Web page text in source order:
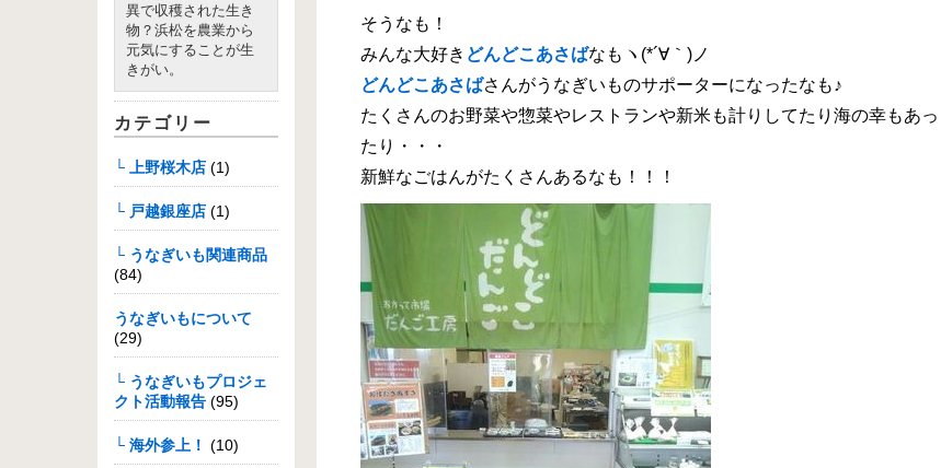
異で収穫された生き
物？浜松を農業から
元気にすることが生
きがい。
カテゴリー
└ 上野桜木店 (1)
└ 戸越銀座店 (1)
└ うなぎいも関連商品
(84)
うなぎいもについて
(29)
└ うなぎいもプロジェ
クト活動報告 (95)
└ 海外参上！ (10)
そうなも！
みんな大好き どんどこあさばなもヽ(*´∀｀)ノ
どんどこあさばさんがうなぎいものサポーターになったなも♪
たくさんのお野菜や惣菜やレストランや新米も計りしてたり海の幸もあっ
たり・・・
新鮮なごはんがたくさんあるなも！！！